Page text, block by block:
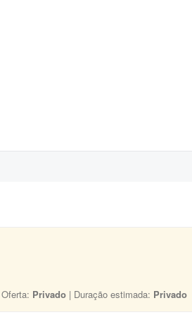
Privado | Duração estimada: Privado